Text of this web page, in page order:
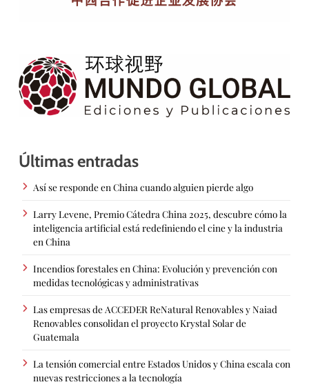
Últimas entradas
Así se responde en China cuando alguien pierde algo
Larry Levene, Premio Cátedra China 2025, descubre cómo la
inteligencia artificial está redefiniendo el cine y la industria
en China
Incendios forestales en China: Evolución y prevención con
medidas tecnológicas y administrativas
Las empresas de ACCEDER ReNatural Renovables y Naiad
Renovables consolidan el proyecto Krystal Solar de
Guatemala
La tensión comercial entre Estados Unidos y China escala con
nuevas restricciones a la tecnología